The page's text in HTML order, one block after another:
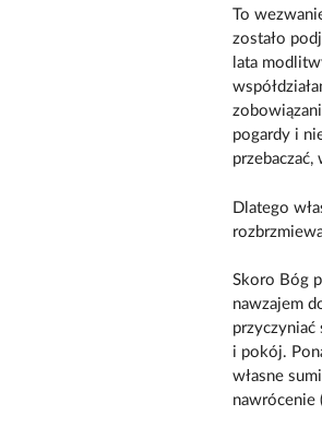
To
zostało
lata
pogardy i
Dlatego
Skoro Bóg
nawzajem
i pokój.
własne
nawrócenie